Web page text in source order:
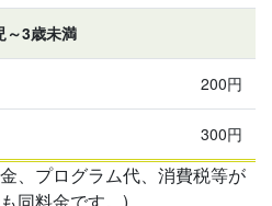
～3歳未満
200円
300円
、プログラム代、消費税等が